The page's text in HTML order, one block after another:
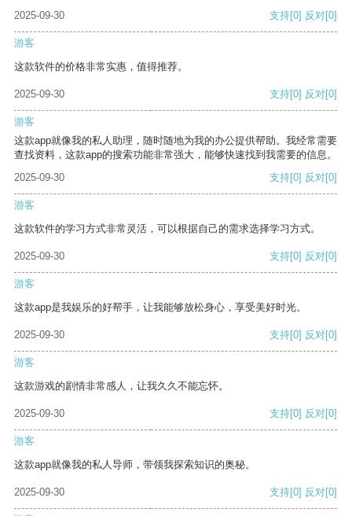
2025-09-30 支持[0] 反对[0]
游客
这款软件的价格非常实惠，值得推荐。
2025-09-30 支持[0] 反对[0]
游客
这款app就像我的私人助理，随时随地为我的办公提供帮助。我经常需要
查找资料，这款app的搜索功能非常强大，能够快速找到我需要的信息。
2025-09-30
支持[0] 反对[0]
游客
这款软件的学习方式非常灵活，可以根据自己的需求选择学习方式。
2025-09-30 支持[0] 反对[0]
游客
这款app是我娱乐的好帮手，让我能够放松身心，享受美好时光。
2025-09-30 支持[0] 反对[0]
游客
这款游戏的剧情非常感人，让我久久不能忘怀。
2025-09-30 支持[0] 反对[0]
游客
这款app就像我的私人导师，带领我探索知识的奥秘。
2025-09-30 支持[0] 反对[0]